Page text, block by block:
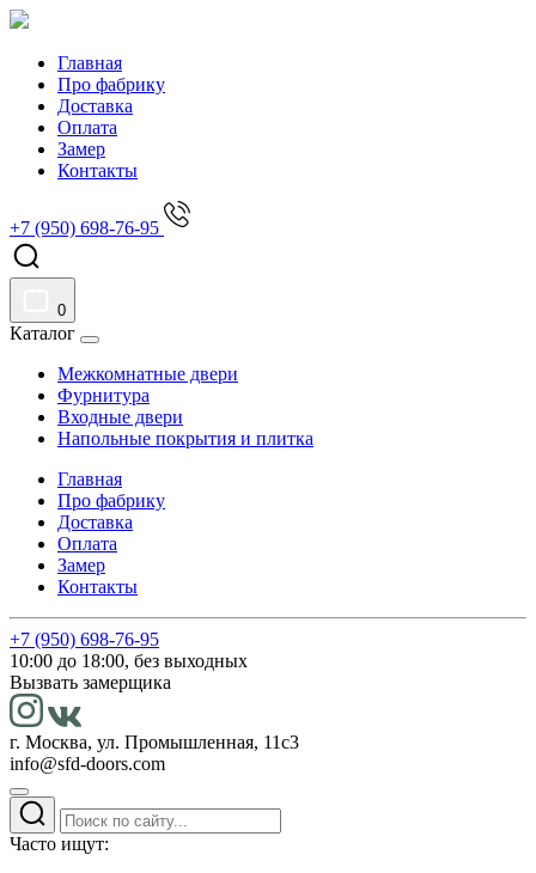
Главная
Про фабрику
Доставка
Оплата
Замер
Контакты
+7 (950) 698-76-95
0
Каталог
Межкомнатные двери
Фурнитура
Входные двери
Напольные покрытия и плитка
Главная
Про фабрику
Доставка
Оплата
Замер
Контакты
+7 (950) 698-76-95
10:00 до 18:00, без выходных
Вызвать замерщика
г. Москва, ул. Промышленная, 11с3
info@sfd-doors.com
Часто ищут: